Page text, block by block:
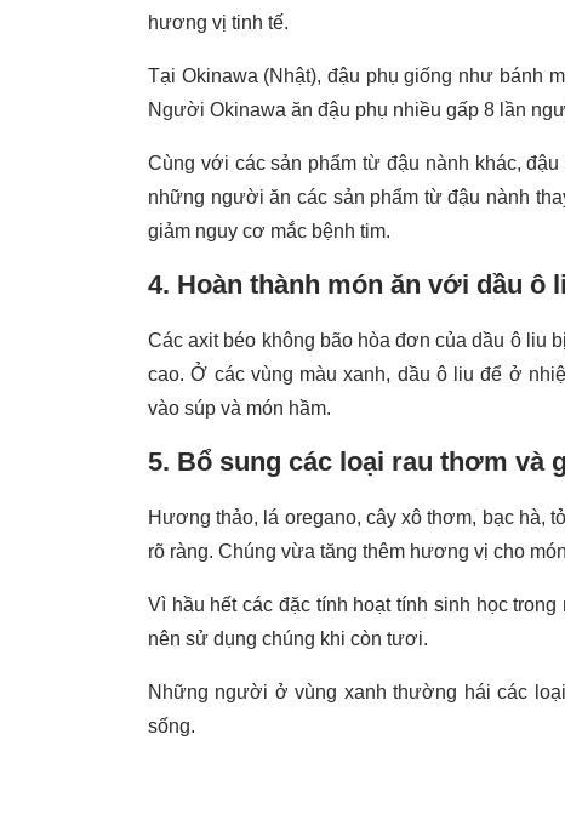
hương vị tinh tế.
Tại Okinawa (Nhật), đậu phụ giống như bánh
Người Okinawa ăn đậu phụ nhiều gấp 8 lần
Cùng với các sản phẩm từ đậu nành khác,
những người ăn các sản phẩm từ đậu nành
giảm nguy cơ mắc bệnh tim.
4. Hoàn thành món ăn với dầu ô
Các axit béo không bão hòa đơn của dầu ô liu
cao. Ở các vùng màu xanh, dầu ô liu để ở
vào súp và món hầm.
5. Bổ sung các loại rau thơm và
Hương thảo, lá oregano, cây xô thơm, bạc hà,
rõ ràng. Chúng vừa tăng thêm hương vị cho
Vì hầu hết các đặc tính hoạt tính sinh học
nên sử dụng chúng khi còn tươi.
Những người ở vùng xanh thường hái các
sống.